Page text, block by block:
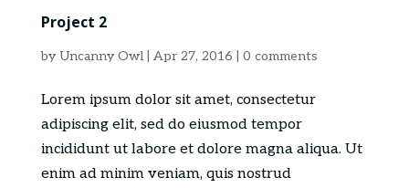
Project 2
by Uncanny Owl| Apr 27, 2016 0 comments
Lorem ipsum dolor sit amet, consectetur
adipiscing elit, sed do eiusmod tempor
incididunt ut labore et dolore magna aliqua. Ut
enim ad minim veniam, quis nostrud